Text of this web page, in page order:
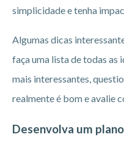
simplicidade e tenha
Algumas dicas
faça uma lista de todas as
mais interessantes,
realmente é bom e avalie
Desenvolva um